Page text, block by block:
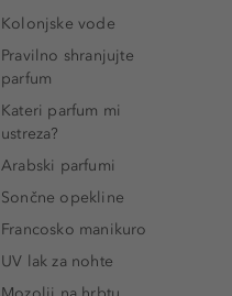
Kolonjske vode
Pravilno shranjujte
parfum
Kateri parfum mi
ustreza?
Arabski parfumi
Sončne opekline
Francosko manikuro
UV lak za nohte